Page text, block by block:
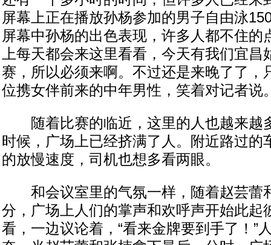
屏幕上正在播放孙杨参加的男子自由泳
屏幕中孙杨的出色表现，许多人都不住的
上每天都会来这里看看，今天有我们宜昌
赛，所以必须来啊。不过还是来晚了了，
位携女伴前来的中年男性，笑着对记者说
随着比赛的临近，这里的人也越来越
时候，广场上已经挤满了人。附近路过的
的放慢速度，司机也想多看两眼。
和会议室里的气氛一样，随着赵芸蕾
分，广场上人们的掌声和欢呼声开始此起
看，一边议论着，“看来金牌要到手了！”